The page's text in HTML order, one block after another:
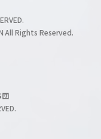
All Rights Reserved.
団